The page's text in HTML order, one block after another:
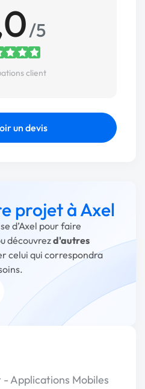
/5
client
un devis
projet à Axel
d’Axel pour faire
découvrezd'autres
celui qui correspondra
Applications Mobiles